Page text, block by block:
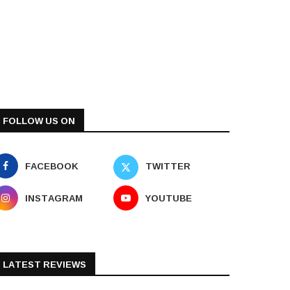
FOLLOW US ON
FACEBOOK
TWITTER
INSTAGRAM
YOUTUBE
LATEST REVIEWS